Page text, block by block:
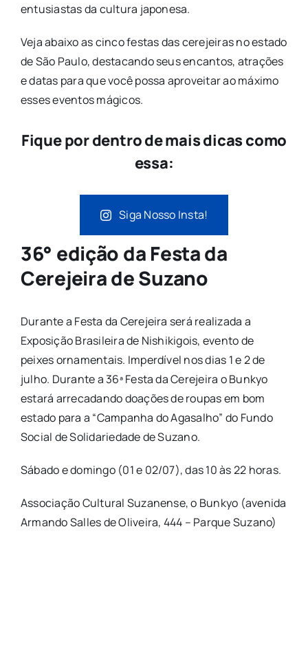
entusiastas da cultura japonesa.
Veja abaixo as cinco festas das cerejeiras no estado
de São Paulo, destacando seus encantos, atrações
e datas para que você possa aproveitar ao máximo
esses eventos mágicos.
Fique por dentro de mais dicas como
essa:
Siga Nosso Insta!
36° edição da Festa da
Cerejeira de Suzano
Durante a Festa da Cerejeira será realizada a
Exposição Brasileira de Nishikigois, evento de
peixes ornamentais. Imperdível nos dias 1 e 2 de
julho. Durante a 36ª Festa da Cerejeira o Bunkyo
estará arrecadando doações de roupas em bom
estado para a “Campanha do Agasalho” do Fundo
Social de Solidariedade de Suzano.
Sábado e domingo (01 e 02/07), das 10 às 22 horas.
Associação Cultural Suzanense, o Bunkyo (avenida
Armando Salles de Oliveira, 444 – Parque Suzano)